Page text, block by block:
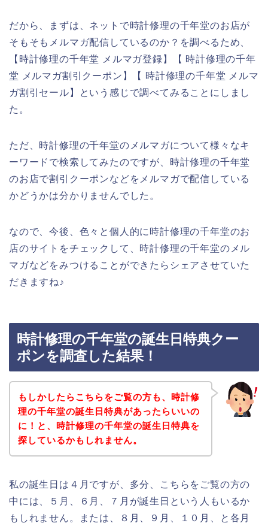
だから、まずは、ネットで時計修理の千年堂のお店が
そもそもメルマガ配信しているのか？を調べるため、
【時計修理の千年堂 メルマガ登録】【 時計修理の千年
堂 メルマガ割引クーポン】【 時計修理の千年堂 メルマ
ガ割引セール】という感じで調べてみることにしまし
た。
ただ、時計修理の千年堂のメルマガについて様々なキ
ーワードで検索してみたのですが、時計修理の千年堂
のお店で割引クーポンなどをメルマガで配信している
かどうかは分かりませんでした。
なので、今後、色々と個人的に時計修理の千年堂のお
店のサイトをチェックして、時計修理の千年堂のメル
マガなどをみつけることができたらシェアさせていた
だきますね♪
時計修理の千年堂の誕生日特典クー
ポンを調査した結果！
もしかしたらこちらをご覧の方も、時計修
理の千年堂の誕生日特典があったらいいの
に！と、時計修理の千年堂の誕生日特典を
探しているかもしれません。
私の誕生日は４月ですが、多分、こちらをご覧の方の
中には、５月、６月、７月が誕生日という人もいるか
もしれません。または、８月、９月、１０月、と各月